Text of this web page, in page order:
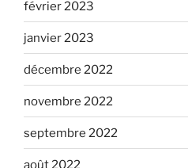
février 2023
janvier 2023
décembre 2022
novembre 2022
septembre 2022
août 2022